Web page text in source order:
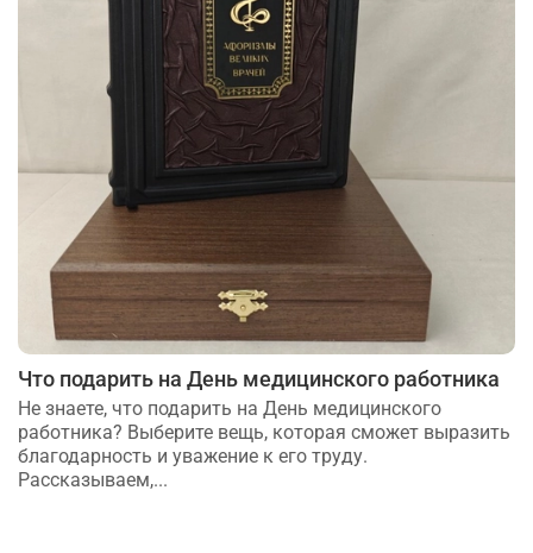
Что подарить на День медицинского работника
Не знаете, что подарить на День медицинского
работника? Выберите вещь, которая сможет выразить
благодарность и уважение к его труду.
Рассказываем,...